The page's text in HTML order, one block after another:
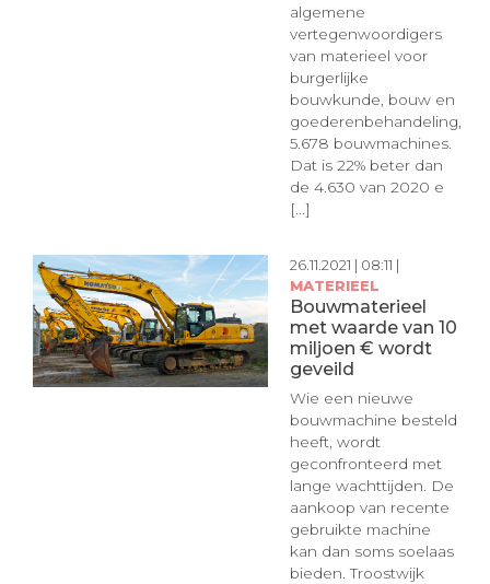
algemene
vertegenwoordigers
van materieel voor
burgerlijke
bouwkunde, bouw en
goederenbehandeling,
5.678 bouwmachines.
Dat is 22% beter dan
de 4.630 van 2020 e
[...]
26.11.2021 | 08:11 |
MATERIEEL
Bouwmaterieel
met waarde van 10
miljoen € wordt
geveild
Wie een nieuwe
bouwmachine besteld
heeft, wordt
geconfronteerd met
lange wachttijden. De
aankoop van recente
gebruikte machine
kan dan soms soelaas
bieden. Troostwijk